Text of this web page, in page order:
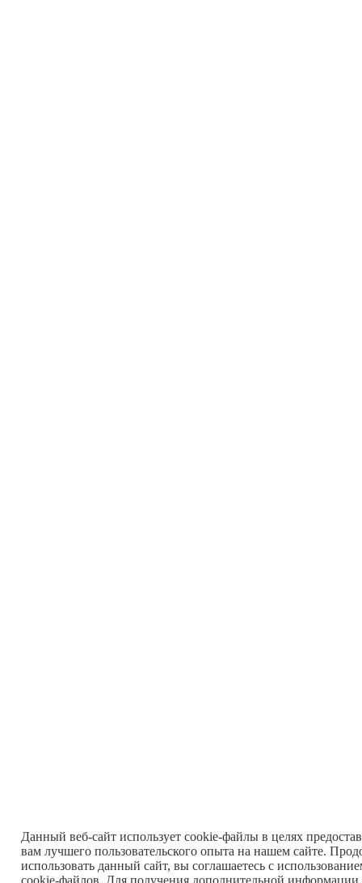
Данный веб-сайт использует cookie-файлы в целях
вам лучшего пользовательского опыта на нашем сайте.
использовать данный сайт, вы соглашаетесь с
cookie-файлов. Для получения дополнительной информации